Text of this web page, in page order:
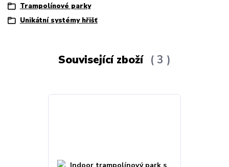
Trampolínové parky
Unikátní systémy hřišť
Související zboží 3